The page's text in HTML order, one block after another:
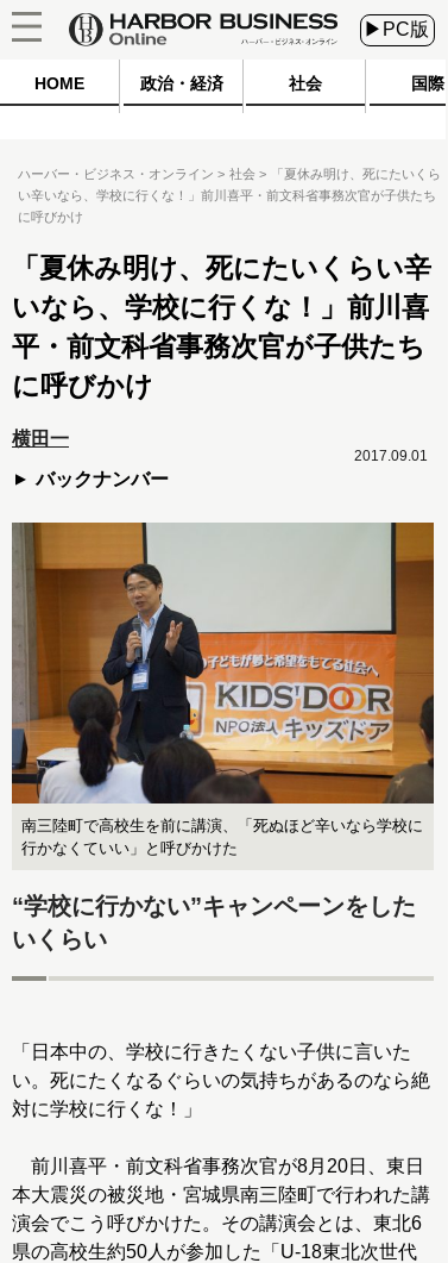
▶PC版
HOME 政治・経済 社会 国際
ハーバー・ビジネス・オンライン 社会
「夏休み明け、死にたいくら
い辛いなら、学校に行くな！」前川喜平・前文科省事務次官が子供たち
に呼びかけ
「夏休み明け、死にたいくらい辛
いなら、学校に行くな！」前川喜
平・前文科省事務次官が子供たち
に呼びかけ
横田一
バックナンバー
2017.09.01
南三陸町で高校生を前に講演、「死ぬほど辛いなら学校に
行かなくていい」と呼びかけた
“学校に行かない”キャンペーンをした
いくらい
「日本中の、学校に行きたくない子供に言いた
い。死にたくなるぐらいの気持ちがあるのなら絶
対に学校に行くな！」
前川喜平・前文科省事務次官が8月20日、東日
本大震災の被災地・宮城県南三陸町で行われた講
演会でこう呼びかけた。その講演会とは、東北6
県の高校生約50人が参加した「U-18東北次世代